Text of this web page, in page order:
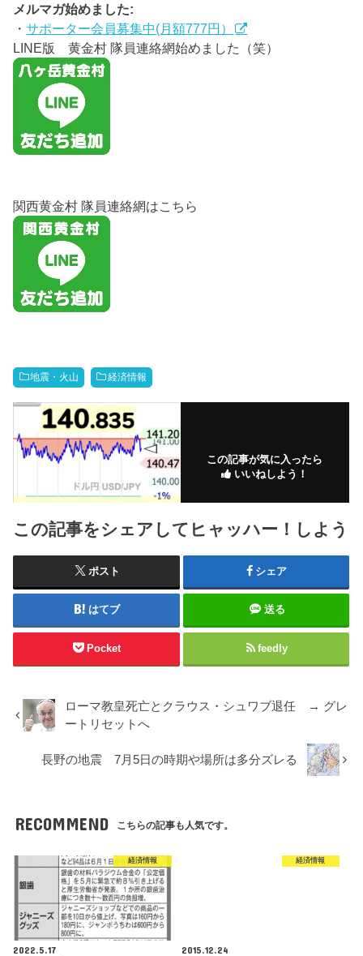
メルマガ始めました:
・サポーター会員募集中(月額777円）
LINE版 黄金村 隊員連絡網始めました（笑）
関西黄金村 隊員連絡網はこちら
地震・火山 経済情報
この記事が気に入ったら
いいねしよう！
この記事をシェアしてヒャッハー！しよう
ポスト シェア
はてブ 送る
Pocket feedly
ローマ教皇死亡とクラウス・シュワブ退任 → グレ
ートリセットへ
長野の地震 7月5日の時期や場所は多分ズレる
RECOMMEND こちらの記事も人気です。
経済情報
2022.5.17
経済情報
2015.12.24